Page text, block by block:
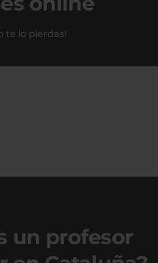
te lo pierdas!
un profesor